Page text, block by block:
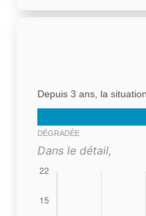
Depuis 3 ans, la
DÉGRADÉE
Dans le détail,